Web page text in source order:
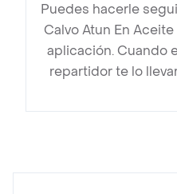
Puedes hacerle
Calvo Atun En
aplicación. Cuando
repartidor te lo